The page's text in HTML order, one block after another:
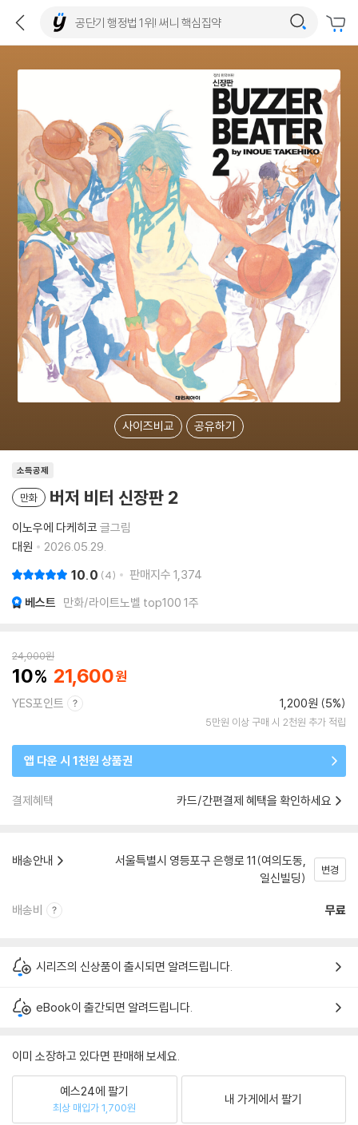
사이즈비교 공유하기
소득공제
만화 버저 비터 신장판 2
이노우에 다케히코 글그림
대원
2026.05.29.
10.0 4 판매지수 1,374
베스트 만화/라이트노벨 top100 1주
24,000원
10 21,600
YES포인트 1,200원 (5%)
5만원 이상 구매 시 2천원 추가 적립
앱 다운 시 1천원 상품권
결제혜택 카드/간편결제 혜택을 확인하세요
배송안내
서울특별시 영등포구 은행로 11(여의도동,
일신빌딩)
변경
배송비 무료
시리즈의 신상품이 출시되면 알려드립니다.
eBook이 출간되면 알려드립니다.
이미 소장하고 있다면 판매해 보세요.
예스24에 팔기
최상 매입가 1,700원
내 가게에서 팔기